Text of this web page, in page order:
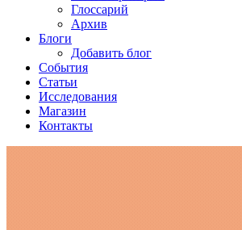
Глоссарий
Архив
Блоги
Добавить блог
События
Статьи
Исследования
Магазин
Контакты